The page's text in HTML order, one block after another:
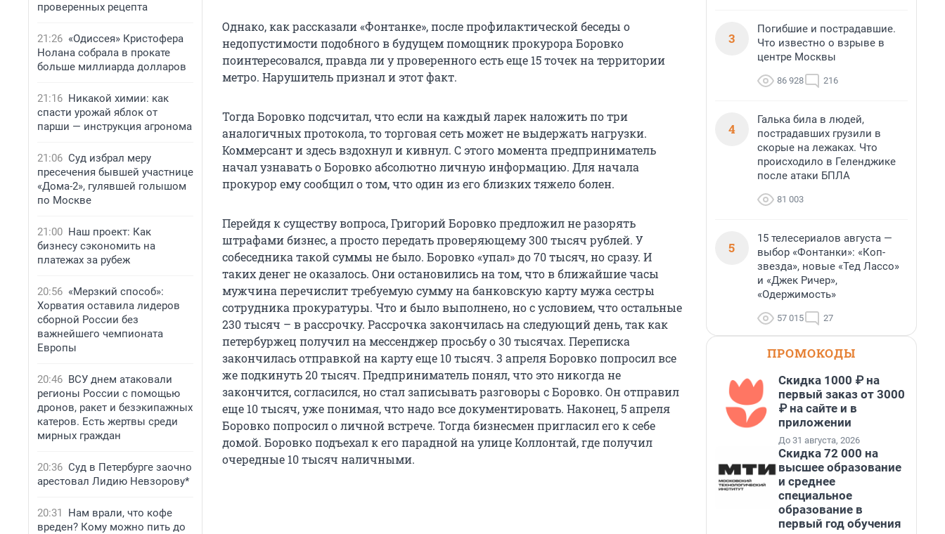
проверенных рецепта
21:26 «Одиссея» Кристофера
Нолана собрала в прокате
больше миллиарда долларов
21:16 Никакой химии: как
спасти урожай яблок от
парши — инструкция агронома
21:06 Суд избрал меру
пресечения бывшей участнице
«Дома-2», гулявшей голышом
по Москве
21:00 Наш проект: Как
бизнесу сэкономить на
платежах за рубеж
20:56 «Мерзкий способ»:
Хорватия оставила лидеров
сборной России без
важнейшего чемпионата
Европы
20:46 ВСУ днем атаковали
регионы России с помощью
дронов, ракет и безэкипажных
катеров. Есть жертвы среди
мирных граждан
20:36 Суд в Петербурге заочно
арестовал Лидию Невзорову*
20:31
Нам врали, что кофе
вреден? Кому можно пить до
Однако, как рассказали «Фонтанке», после профилактической беседы о
недопустимости подобного в будущем помощник прокурора Боровко
поинтересовался, правда ли у проверенного есть еще 15 точек на территории
метро. Нарушитель признал и этот факт.
Тогда Боровко подсчитал, что если на каждый ларек наложить по три
аналогичных протокола, то торговая сеть может не выдержать нагрузки.
Коммерсант и здесь вздохнул и кивнул. С этого момента предприниматель
начал узнавать о Боровко абсолютно личную информацию. Для начала
прокурор ему сообщил о том, что один из его близких тяжело болен.
Перейдя к существу вопроса, Григорий Боровко предложил не разорять
штрафами бизнес, а просто передать проверяющему 300 тысяч рублей. У
собеседника такой суммы не было. Боровко «упал» до 70 тысяч, но сразу. И
таких денег не оказалось. Они остановились на том, что в ближайшие часы
мужчина перечислит требуемую сумму на банковскую карту мужа сестры
сотрудника прокуратуры. Что и было выполнено, но с условием, что остальные
230 тысяч – в рассрочку. Рассрочка закончилась на следующий день, так как
петербуржец получил на мессенджер просьбу о 30 тысячах. Переписка
закончилась отправкой на карту еще 10 тысяч. 3 апреля Боровко попросил все
же подкинуть 20 тысяч. Предприниматель понял, что это никогда не
закончится, согласился, но стал записывать разговоры с Боровко. Он отправил
еще 10 тысяч, уже понимая, что надо все документировать. Наконец, 5 апреля
Боровко попросил о личной встрече. Тогда бизнесмен пригласил его к себе
домой. Боровко подъехал к его парадной на улице Коллонтай, где получил
очередные 10 тысяч наличными.
3
Погибшие и пострадавшие.
Что известно о взрыве в
центре Москвы
86 928 216
4
Галька била в людей,
пострадавших грузили в
скорые на лежаках. Что
происходило в Геленджике
после атаки БПЛА
81 003
5
15 телесериалов августа —
выбор «Фонтанки»: «Коп-
звезда», новые «Тед Лассо»
и «Джек Ричер»,
«Одержимость»
57 015 27
ПРОМОКОДЫ
Скидка 1000 ₽ на
первый заказ от 3000
₽ на сайте и в
приложении
До 31 августа, 2026
Скидка 72 000 на
высшее образование
и среднее
специальное
образование в
первый год обучения